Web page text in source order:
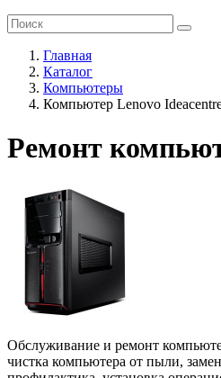
Главная
Каталог
Компьютеры
Компьютер Lenovo
Ремонт
Обслуживание и ремонт
чистка компьютера от пыли,